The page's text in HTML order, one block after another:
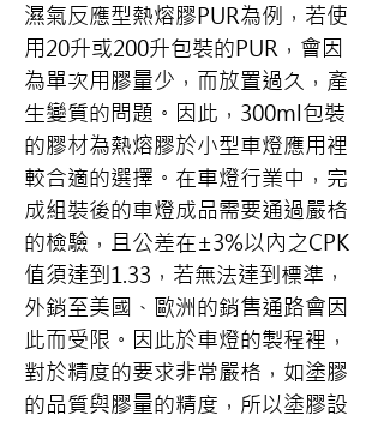
濕氣反應型熱熔膠PUR為例，若使
用20升或200升包裝的PUR，會因
為單次用膠量少，而放置過久，產
生變質的問題。因此，300ml包裝
的膠材為熱熔膠於小型車燈應用裡
較合適的選擇。在車燈行業中，完
成組裝後的車燈成品需要通過嚴格
的檢驗，且公差在±3%以內之CPK
值須達到1.33，若無法達到標準，
外銷至美國、歐洲的銷售通路會因
此而受限。因此於車燈的製程裡，
對於精度的要求非常嚴格，如塗膠
的品質與膠量的精度，所以塗膠設